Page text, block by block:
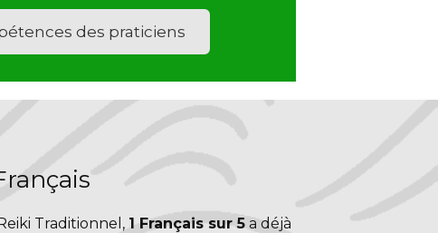
des praticiens
Traditionnel, 1 Français sur 5 a déjà